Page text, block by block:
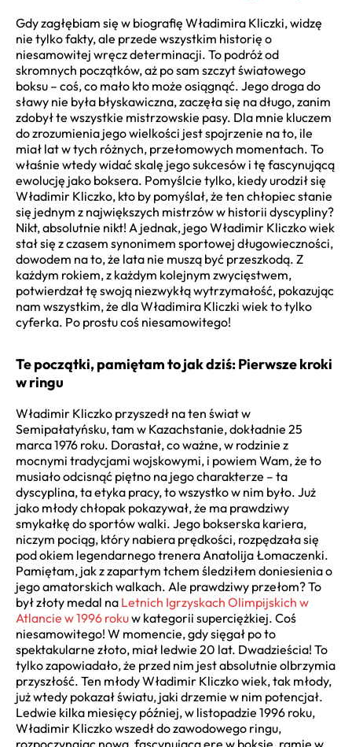
Gdy zagłębiam się w biografię Władimira Kliczki, widzę
nie tylko fakty, ale przede wszystkim historię o
niesamowitej wręcz determinacji. To podróż od
skromnych początków, aż po sam szczyt światowego
boksu – coś, co mało kto może osiągnąć. Jego droga do
sławy nie była błyskawiczna, zaczęła się na długo, zanim
zdobył te wszystkie mistrzowskie pasy. Dla mnie kluczem
do zrozumienia jego wielkości jest spojrzenie na to, ile
miał lat w tych różnych, przełomowych momentach. To
właśnie wtedy widać skalę jego sukcesów i tę fascynującą
ewolucję jako boksera. Pomyślcie tylko, kiedy urodził się
Władimir Kliczko, kto by pomyślał, że ten chłopiec stanie
się jednym z największych mistrzów w historii dyscypliny?
Nikt, absolutnie nikt! A jednak, jego Władimir Kliczko wiek
stał się z czasem synonimem sportowej długowieczności,
dowodem na to, że lata nie muszą być przeszkodą. Z
każdym rokiem, z każdym kolejnym zwycięstwem,
potwierdzał tę swoją niezwykłą wytrzymałość, pokazując
nam wszystkim, że dla Władimira Kliczki wiek to tylko
cyferka. Po prostu coś niesamowitego!
Te początki, pamiętam to jak dziś: Pierwsze kroki
w ringu
Władimir Kliczko przyszedł na ten świat w
Semipałatyńsku, tam w Kazachstanie, dokładnie 25
marca 1976 roku. Dorastał, co ważne, w rodzinie z
mocnymi tradycjami wojskowymi, i powiem Wam, że to
musiało odcisnąć piętno na jego charakterze – ta
dyscyplina, ta etyka pracy, to wszystko w nim było. Już
jako młody chłopak pokazywał, że ma prawdziwy
smykałkę do sportów walki. Jego bokserska kariera,
niczym pociąg, który nabiera prędkości, rozpędzała się
pod okiem legendarnego trenera Anatolija Łomaczenki.
Pamiętam, jak z zapartym tchem śledziłem doniesienia o
jego amatorskich walkach. Ale prawdziwy przełom? To
był złoty medal na Letnich Igrzyskach Olimpijskich w
Atlancie w 1996 rokuw kategorii superciężkiej. Coś
niesamowitego! W momencie, gdy sięgał po to
spektakularne złoto, miał ledwie 20 lat. Dwadzieścia! To
tylko zapowiadało, że przed nim jest absolutnie olbrzymia
przyszłość. Ten młody Władimir Kliczko wiek, tak młody,
już wtedy pokazał światu, jaki drzemie w nim potencjał.
Ledwie kilka miesięcy później, w listopadzie 1996 roku,
Władimir Kliczko wszedł do zawodowego ringu,
rozpoczynając nową, fascynującą erę w boksie, ramię w